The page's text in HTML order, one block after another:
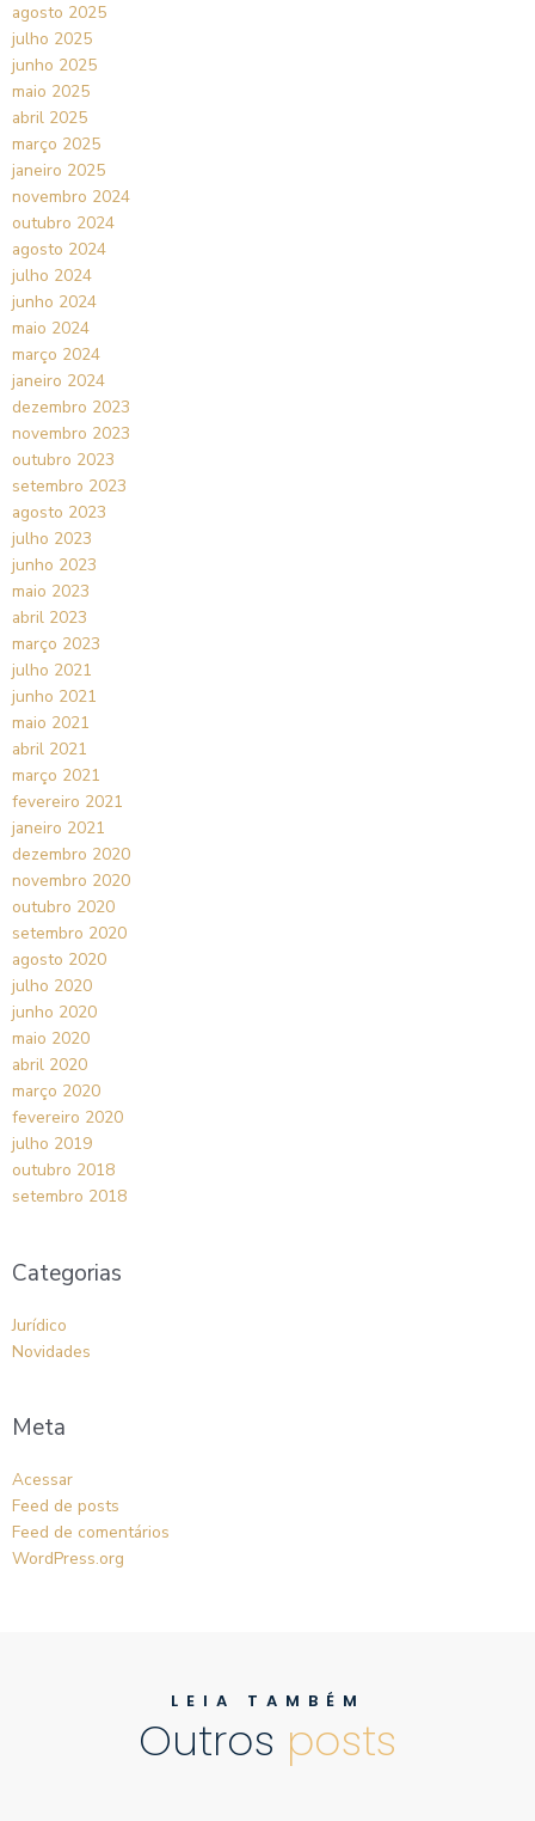
agosto 2025
julho 2025
junho 2025
maio 2025
abril 2025
março 2025
janeiro 2025
novembro 2024
outubro 2024
agosto 2024
julho 2024
junho 2024
maio 2024
março 2024
janeiro 2024
dezembro 2023
novembro 2023
outubro 2023
setembro 2023
agosto 2023
julho 2023
junho 2023
maio 2023
abril 2023
março 2023
julho 2021
junho 2021
maio 2021
abril 2021
março 2021
fevereiro 2021
janeiro 2021
dezembro 2020
novembro 2020
outubro 2020
setembro 2020
agosto 2020
julho 2020
junho 2020
maio 2020
abril 2020
março 2020
fevereiro 2020
julho 2019
outubro 2018
setembro 2018
Categorias
Jurídico
Novidades
Meta
Acessar
Feed de posts
Feed de comentários
WordPress.org
LEIA TAMBÉM
Outros posts